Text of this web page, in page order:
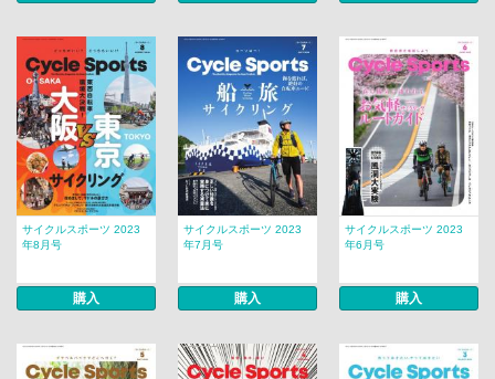
サイクルスポーツ 2023
年8月号
購入
サイクルスポーツ 2023
年7月号
購入
サイクルスポーツ 2023
年6月号
購入